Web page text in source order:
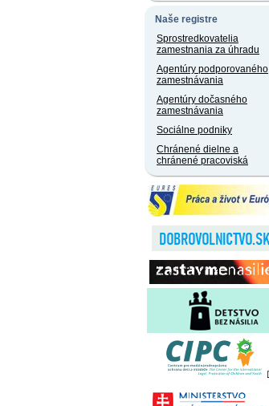
Naše registre
Sprostredkovatelia
zamestnania za úhradu
Agentúry podporovaného
zamestnávania
Agentúry dočasného
zamestnávania
Sociálne podniky
Chránené dielne a
chránené pracoviská